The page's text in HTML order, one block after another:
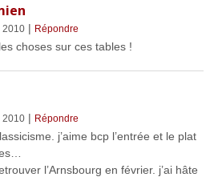
2010| Répondre
choses sur ces tables !
2010| Répondre
j’aime bcp l’entrée et le plat
l’Arnsbourg en février. j’ai hâte